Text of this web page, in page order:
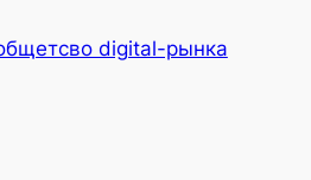
digital-рынка